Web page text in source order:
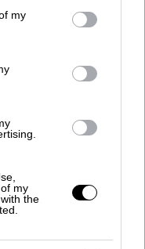
You may click to
third-party tags to
in below Google
my
my
the
κατά
Εγωπαθείς
έχουν θέση
κρουσμάτων
εξηγεί